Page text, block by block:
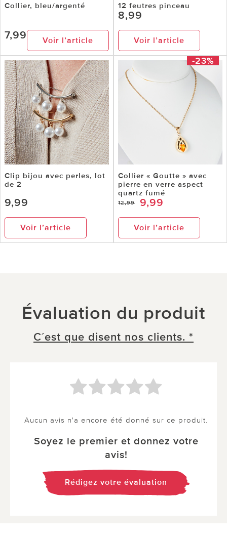
Collier, bleu/argenté
7,99 Voir l’article
12 feutres pinceau
8,99
Voir l’article
Clip bijou avec perles, lot
de 2
9,99
Voir l’article
-23%
Collier « Goutte » avec
pierre en verre aspect
quartz fumé
12,99 9,99
Voir l’article
Évaluation du produit
C´est que disent nos clients. *
Aucun avis n'a encore été donné sur ce produit.
Soyez le premier et donnez votre
avis!
Rédigez votre évaluation